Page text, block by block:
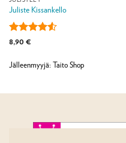
Juliste Kissankello
Arvostelu
4.5
8,90 €
Jälleenmyyjä: Taito Shop